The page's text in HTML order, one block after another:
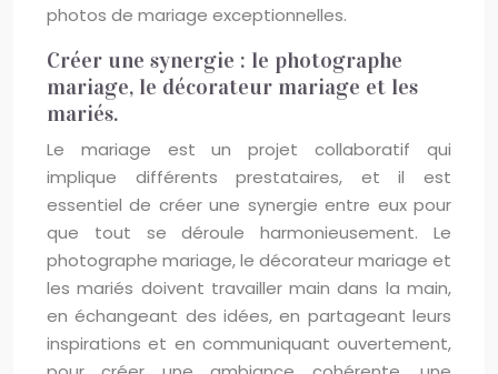
photos de mariage exceptionnelles.
Créer une synergie : le photographe
mariage, le décorateur mariage et les
mariés.
Le mariage est un projet collaboratif qui
implique différents prestataires, et il est
essentiel de créer une synergie entre eux pour
que tout se déroule harmonieusement. Le
photographe mariage, le décorateur mariage et
les mariés doivent travailler main dans la main,
en échangeant des idées, en partageant leurs
inspirations et en communiquant ouvertement,